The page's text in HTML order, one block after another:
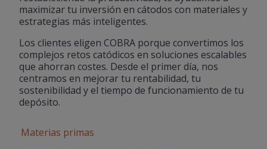
maximizar tu inversión en cátodos con materiales y
estrategias más inteligentes.
Los clientes eligen COBRA porque convertimos los
complejos retos catódicos en soluciones escalables
que ahorran costes. Desde el primer día, nos
centramos en mejorar tu rentabilidad, tu
sostenibilidad y el tiempo de funcionamiento de tu
depósito.
Materias primas